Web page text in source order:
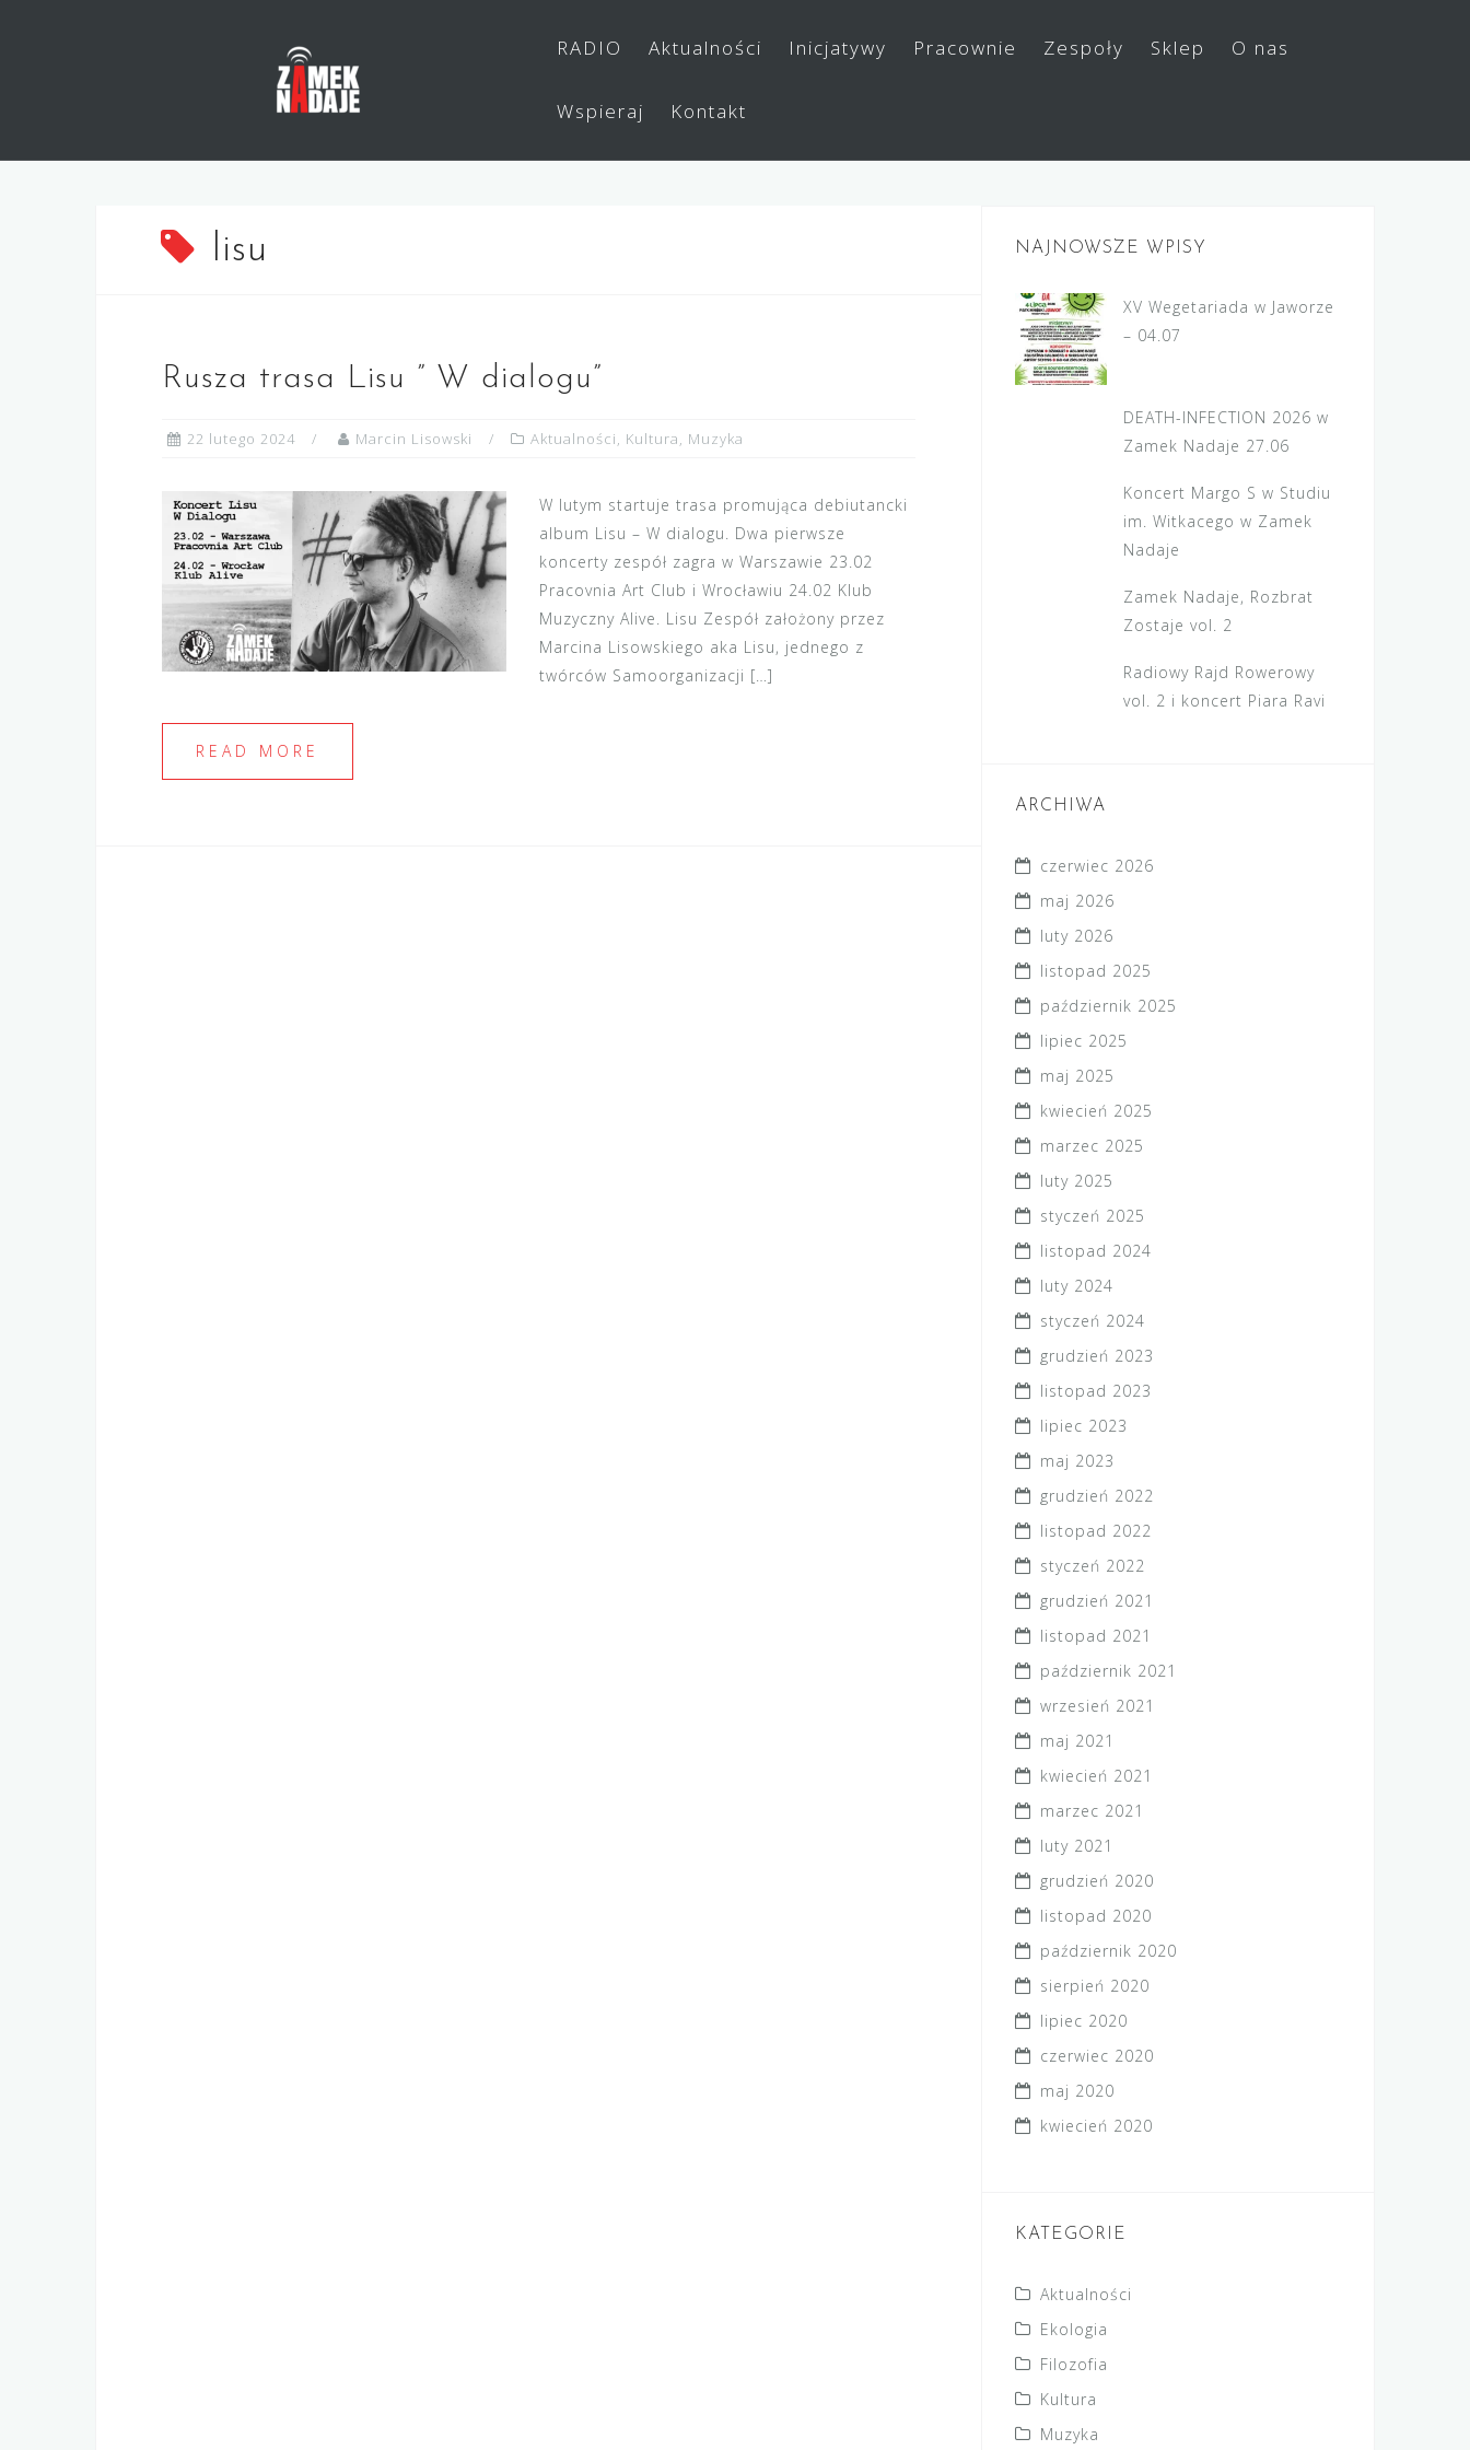
RADIO Aktualności Inicjatywy Pracownie Zespoły Sklep O nas
Wspieraj Kontakt
lisu
Rusza trasa Lisu ” W dialogu”
22 lutego 2024 Marcin Lisowski Aktualności, Kultura, Muzyka
W lutym startuje trasa promująca debiutancki
album Lisu – W dialogu. Dwa pierwsze
koncerty zespół zagra w Warszawie 23.02
Pracovnia Art Club i Wrocławiu 24.02 Klub
Muzyczny Alive. Lisu Zespół założony przez
Marcina Lisowskiego aka Lisu, jednego z
twórców Samoorganizacji […]
READ MORE
NAJNOWSZE WPISY
XV Wegetariada w Jaworze
– 04.07
DEATH-INFECTION 2026 w
Zamek Nadaje 27.06
Koncert Margo S w Studiu
im. Witkacego w Zamek
Nadaje
Zamek Nadaje, Rozbrat
Zostaje vol. 2
Radiowy Rajd Rowerowy
vol. 2 i koncert Piara Ravi
ARCHIWA
czerwiec 2026
maj 2026
luty 2026
listopad 2025
październik 2025
lipiec 2025
maj 2025
kwiecień 2025
marzec 2025
luty 2025
styczeń 2025
listopad 2024
luty 2024
styczeń 2024
grudzień 2023
listopad 2023
lipiec 2023
maj 2023
grudzień 2022
listopad 2022
styczeń 2022
grudzień 2021
listopad 2021
październik 2021
wrzesień 2021
maj 2021
kwiecień 2021
marzec 2021
luty 2021
grudzień 2020
listopad 2020
październik 2020
sierpień 2020
lipiec 2020
czerwiec 2020
maj 2020
kwiecień 2020
KATEGORIE
Aktualności
Ekologia
Filozofia
Kultura
Muzyka